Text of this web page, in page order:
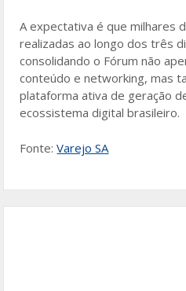
A expectativa é que milhares
realizadas ao longo dos três
consolidando o Fórum não
conteúdo e networking, mas
plataforma ativa de geração
ecossistema digital brasileiro.
Fonte:Varejo SA